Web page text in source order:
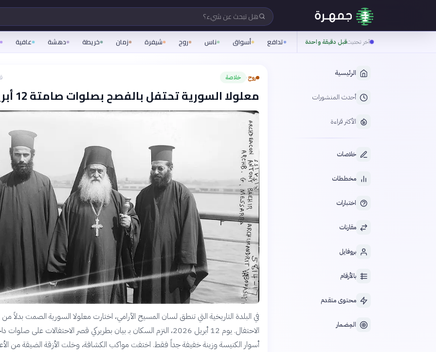
هل تبحث عن شيء؟
آخر تحديثقبل دقيقة واحدة تدافع أسواق ناس روح شيفرة زمان خريطة دهشة عافية
الرئيسية
أحدث المنشورات
الأكثر قراءة
خلاصات
مخططات
اختبارات
مقارنات
بروفايل
بالأرقام
محتوى متقدم
المِضمار
روح› خلاصة
معلولا السورية تحتفل بالفصح بصلوات صامتة 12 أبريل
في البلدة التاريخية التي تنطق لسان المسيح الآرامي، اختارت معلولا السورية الصمت بدلاً من
الاحتفال. يوم 12 أبريل 2026، التزم السكان بـ بيان بطريركي قصر الاحتفالات على
أسوار الكنيسة وزينة خفيفة جداً فقط. اختفت مواكب الكشافة، وخلت الأزقة الضيقة من